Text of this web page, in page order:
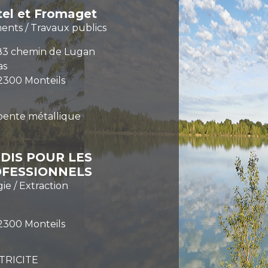
et Fromaget
/ Travaux publics
chemin de Lugan
Monteils
métallique
POUR LES
/ Extraction
Monteils